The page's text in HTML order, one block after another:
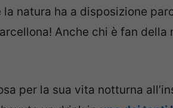
la natura ha a disposizione
Anche chi è fan della
per la sua vita notturna